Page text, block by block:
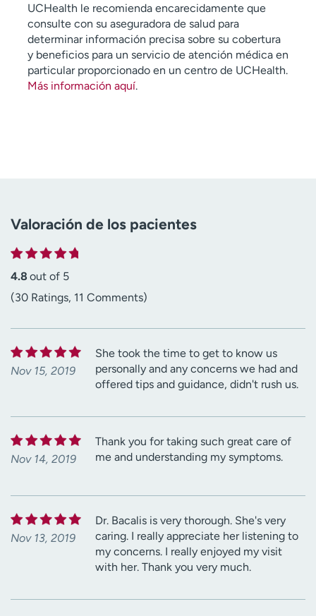
UCHealth le recomienda encarecidamente que
consulte con su aseguradora de salud para
determinar información precisa sobre su cobertura
y beneficios para un servicio de atención médica en
particular proporcionado en un centro de UCHealth.
Más información aquí.
Valoración de los pacientes
4.8 out of 5
(30 Ratings, 11 Comments)
Nov 15, 2019
She took the time to get to know us
personally and any concerns we had and
offered tips and guidance, didn't rush us.
Nov 14, 2019
Thank you for taking such great care of
me and understanding my symptoms.
Nov 13, 2019
Dr. Bacalis is very thorough. She's very
caring. I really appreciate her listening to
my concerns. I really enjoyed my visit
with her. Thank you very much.